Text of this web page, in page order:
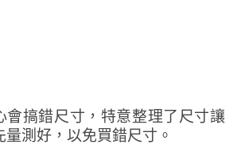
搞錯尺寸，特意整理了尺寸讓
測好，以免買錯尺寸。